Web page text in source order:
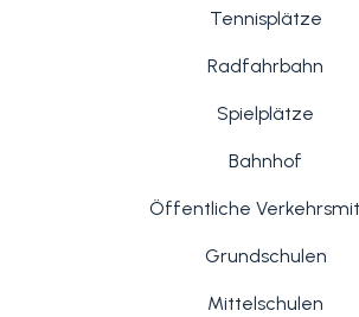
Tennisplätze
Radfahrbahn
Spielplätze
Bahnhof
Öffentliche
Grundschulen
Mittelschulen